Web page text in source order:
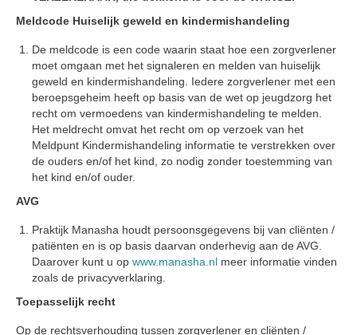
Meldcode Huiselijk geweld en kindermishandeling
De meldcode is een code waarin staat hoe een zorgverlener
moet omgaan met het signaleren en melden van huiselijk
geweld en kindermishandeling. Iedere zorgverlener met een
beroepsgeheim heeft op basis van de wet op jeugdzorg het
recht om vermoedens van kindermishandeling te melden.
Het meldrecht omvat het recht om op verzoek van het
Meldpunt Kindermishandeling informatie te verstrekken over
de ouders en/of het kind, zo nodig zonder toestemming van
het kind en/of ouder.
AVG
Praktijk Manasha houdt persoonsgegevens bij van cliënten /
patiënten en is op basis daarvan onderhevig aan de AVG.
Daarover kunt u op www.manasha.nl meer informatie vinden
zoals de privacyverklaring.
Toepasselijk recht
Op de rechtsverhouding tussen zorgverlener en cliënten /